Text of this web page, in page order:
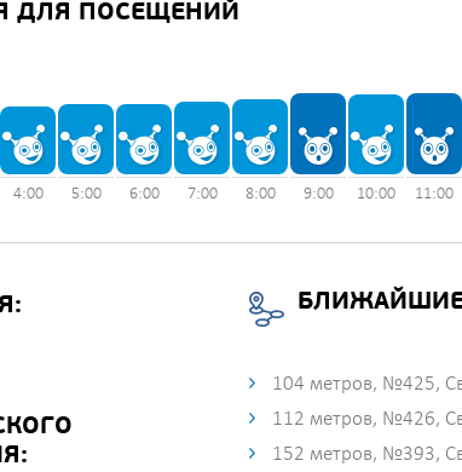
ДЛЯ ПОСЕЩЕНИЙ
4:00 5:00 6:00 7:00 8:00 9:00 10:00 11:00
104 метров, №425,
112 метров, №426,
152 метров, №393,